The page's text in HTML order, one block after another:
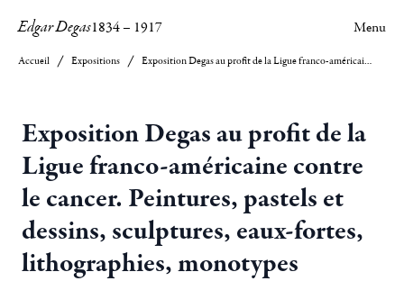
Edgar Degas1834– 1917 Menu
Accueil Expositions Exposition Degas au profit de la Ligue franco-américaine contre le cancer. Peintures, pastels et dessins, sculptures, eaux-fortes, lithographies, monotypes
Exposition Degas au profit de la
Ligue franco-américaine contre
le cancer. Peintures, pastels et
dessins, sculptures, eaux-fortes,
lithographies, monotypes